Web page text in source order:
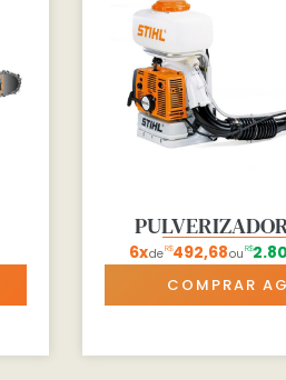
6xdeR$492,68ou R$
COMPRAR